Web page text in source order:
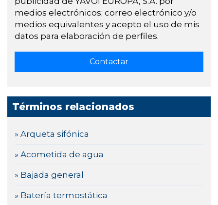
medios electrónicos; correo electrónico y/o
medios equivalentes y acepto el uso de mis
datos para elaboración de perfiles.
Términos relacionados
» Arqueta sifónica
» Acometida de agua
» Bajada general
» Batería termostática